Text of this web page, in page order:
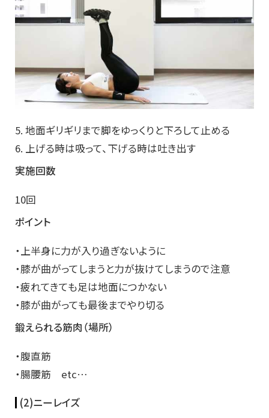
5. 地面ギリギリまで脚をゆっくりと下ろして止める
6. 上げる時は吸って、下げる時は吐き出す
実施回数
10回
ポイント
・上半身に力が入り過ぎないように
・膝が曲がってしまうと力が抜けてしまうので注意
・疲れてきても足は地面につかない
・膝が曲がっても最後までやり切る
鍛えられる筋肉（場所）
・腹直筋
・腸腰筋 etc…
(2)ニーレイズ